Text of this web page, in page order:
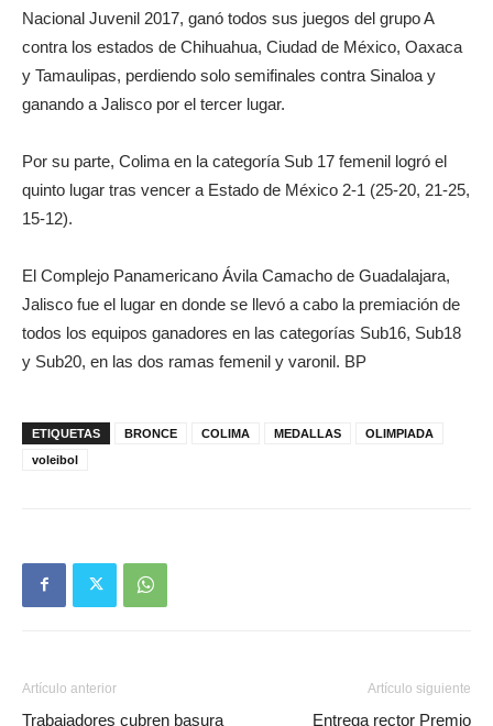
Nacional Juvenil 2017, ganó todos sus juegos del grupo A
contra los estados de Chihuahua, Ciudad de México, Oaxaca
y Tamaulipas, perdiendo solo semifinales contra Sinaloa y
ganando a Jalisco por el tercer lugar.
Por su parte, Colima en la categoría Sub 17 femenil logró el
quinto lugar tras vencer a Estado de México 2-1 (25-20, 21-25,
15-12).
El Complejo Panamericano Ávila Camacho de Guadalajara,
Jalisco fue el lugar en donde se llevó a cabo la premiación de
todos los equipos ganadores en las categorías Sub16, Sub18
y Sub20, en las dos ramas femenil y varonil. BP
ETIQUETAS BRONCE COLIMA MEDALLAS
OLIMPIADA
voleibol
Artículo anterior
Trabajadores cubren basura
Artículo siguiente
Entrega rector Premio